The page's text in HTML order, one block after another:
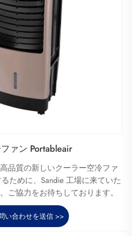
ァン Portableair
品質の新しいクーラー空冷ファ
ために、Sandie 工場に来ていた
ご協力をお待ちしております。
い合わせを送信 >>